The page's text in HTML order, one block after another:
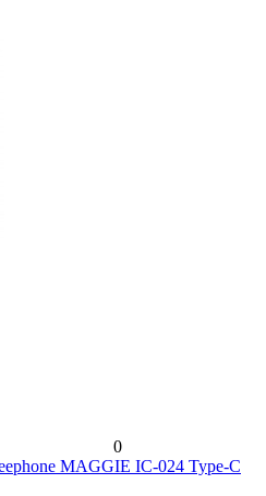
0
MAGGIE IC-024 Type-C